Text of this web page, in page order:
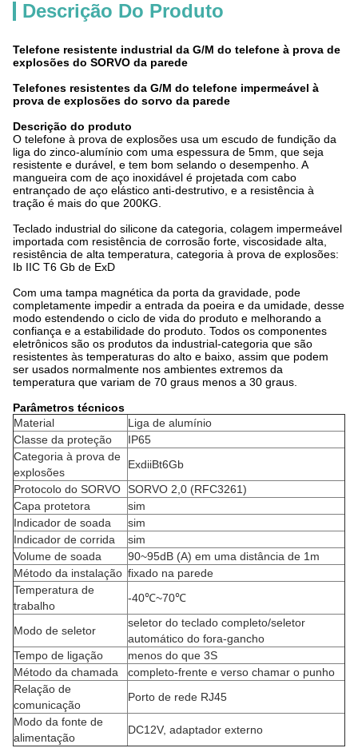
Descrição Do Produto
Telefone resistente industrial da G/M do telefone à prova de
explosões do SORVO da parede
Telefones resistentes da G/M do telefone impermeável à
prova de explosões do sorvo da parede
Descrição do produto
O telefone à prova de explosões usa um escudo de fundição da
liga do zinco-alumínio com uma espessura de 5mm, que seja
resistente e durável, e tem bom selando o desempenho. A
mangueira com de aço inoxidável é projetada com cabo
entrançado de aço elástico anti-destrutivo, e a resistência à
tração é mais do que 200KG.
Teclado industrial do silicone da categoria, colagem impermeável
importada com resistência de corrosão forte, viscosidade alta,
resistência de alta temperatura, categoria à prova de explosões:
Ib IIC T6 Gb de ExD
Com uma tampa magnética da porta da gravidade, pode
completamente impedir a entrada da poeira e da umidade, desse
modo estendendo o ciclo de vida do produto e melhorando a
confiança e a estabilidade do produto. Todos os componentes
eletrônicos são os produtos da industrial-categoria que são
resistentes às temperaturas do alto e baixo, assim que podem
ser usados normalmente nos ambientes extremos da
temperatura que variam de 70 graus menos a 30 graus.
Parâmetros técnicos
Material
Liga de alumínio
Classe da proteção
IP65
Categoria à prova de
explosões
ExdiiBt6Gb
Protocolo do SORVO SORVO 2,0 (RFC3261)
Capa protetora
sim
Indicador de soada
sim
Indicador de corrida
sim
Volume de soada
90~95dB (A) em uma distância de 1m
Método da instalação fixado na parede
Temperatura de
trabalho
-40℃~70℃
Modo de seletor
seletor do teclado completo/seletor
automático do fora-gancho
Tempo de ligação
menos do que 3S
Método da chamada
completo-frente e verso chamar o punho
Relação de
comunicação
Porto de rede RJ45
Modo da fonte de
alimentação
DC12V, adaptador externo